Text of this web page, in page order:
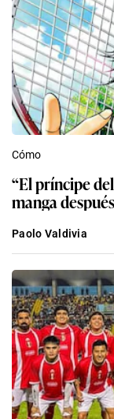
Cómo
“El príncipe
manga
Paolo Valdivia